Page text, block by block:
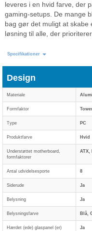
leveres i en hvid farve, der
gaming-setups. De mange
bag gør det muligt at
løsning til alle, der
Specifikationer
Design
Materiale
Formfaktor
Type PC
Produktfarve Hvid
Understøttet motherboard,
formfaktorer
ATX,
Antal udvidelsesporte 8
Siderude Ja
Belysning Ja
Belysningsfarve Blå,
Hærdet (ede) glaspanel (er) Ja